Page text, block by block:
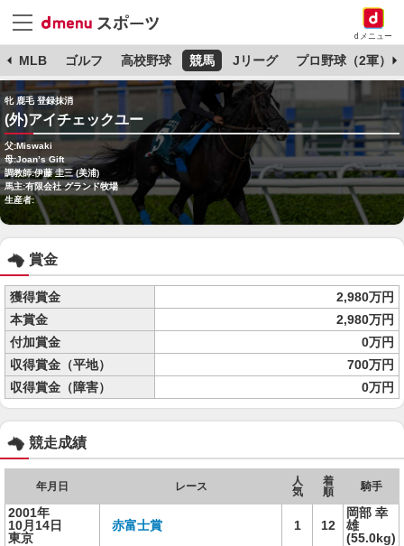
dメニュー
MLB ゴルフ 高校野球 競馬 Jリーグ プロ野球（2軍）
牝 鹿毛 登録抹消
(外)アイチェックユー
父:Miswaki
母:Joan’s Gift
調教師:伊藤 圭三 (美浦)
馬主:有限会社 グランド牧場
生産者:
賞金
獲得賞金
2,980万円
本賞金
2,980万円
付加賞金
0万円
収得賞金（平地）
700万円
収得賞金（障害）
0万円
競走成績
年月日 レース
人
気
着
順
騎手
2001年
10月14日
東京
赤富士賞 1 12
岡部 幸
雄
(55.0kg)